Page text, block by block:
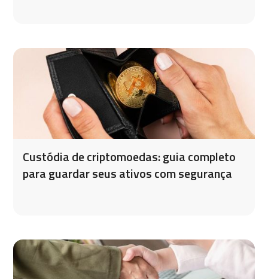
Custódia de criptomoedas: guia completo
para guardar seus ativos com segurança